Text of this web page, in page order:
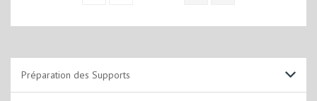
Préparation des Supports